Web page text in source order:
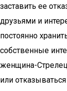
заставить ее
друзьями и
постоянно
собственные
женщина-Стрелец
или